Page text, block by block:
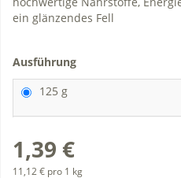
ein glänzendes Fell
Ausführung
125 g
1,39 €
11,12 € pro 1 kg